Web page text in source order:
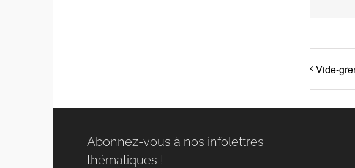
Vide-
Abonnez-vous à nos infolettres
thématiques !